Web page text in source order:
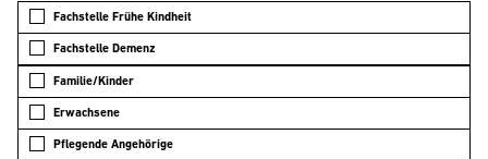
Fachstelle Frühe Kindheit
Fachstelle Demenz
Familie/Kinder
Erwachsene
Pflegende Angehörige